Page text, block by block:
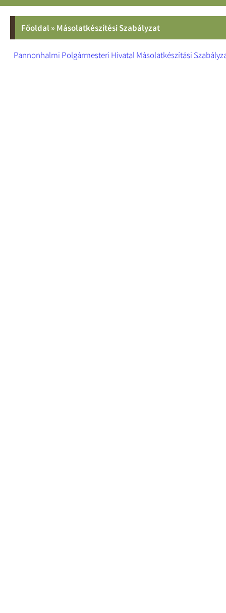
Főoldal » Másolatkészítési Szabályzat
Pannonhalmi Polgármesteri Hivatal Másolatkészítási